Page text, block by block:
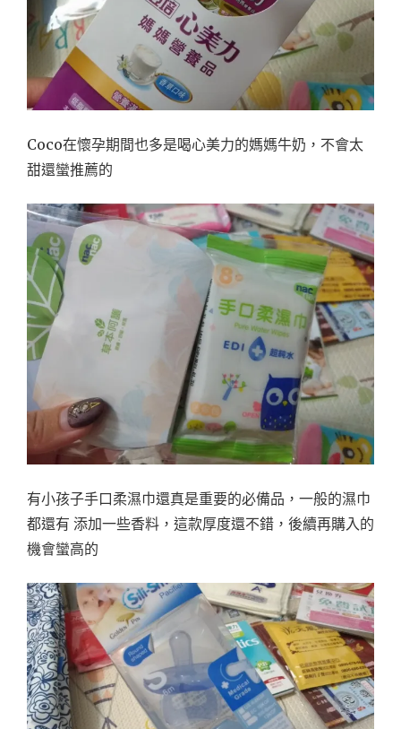
Coco在懷孕期間也多是喝心美力的媽媽牛奶，不會太
甜還蠻推薦的
有小孩子手口柔濕巾還真是重要的必備品，一般的濕巾
都還有 添加一些香料，這款厚度還不錯，後續再購入的
機會蠻高的